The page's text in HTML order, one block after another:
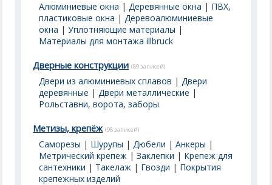
Алюминиевые окна |Деревянные окна | ПВХ,
пластиковые окна |Деревоалюминиевые
окна |Уплотняющие материалы |
Материалы для монтажа illbruck
Дверные конструкции (89 записей)
Двери из алюминиевых сплавов |Двери
деревянные |Двери металлические |
Рольставни, ворота, заборы
Метизы, крепёж (98 записей)
Саморезы | Шурупы |Дюбели |Анкеры |
Метрический крепеж |Заклепки | Крепеж для
сантехники | Такелаж | Гвозди | Покрытия
крепежных изделий